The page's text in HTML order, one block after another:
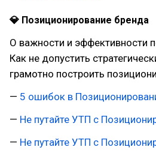
💎 Позиционирование бренда
О важности и эффективности
Как не допустить
грамотно построить
— 5 ошибок в
— Не путайте УТП с
— Не путайте УТП с